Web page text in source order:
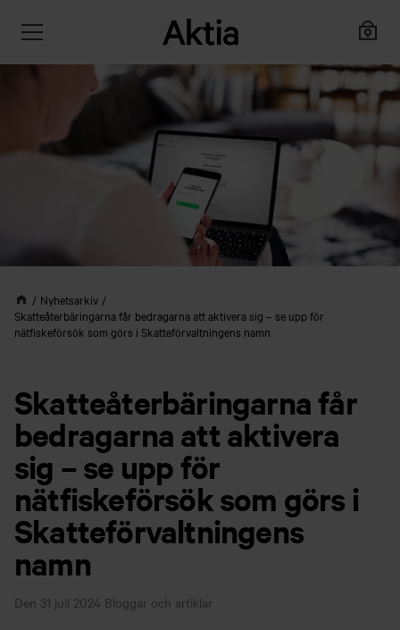
Nyhetsarkiv
Skatteåterbäringarna får bedragarna att aktivera sig – se upp för
nätfiskeförsök som görs i Skatteförvaltningens namn
Skatteåterbäringarna får
bedragarna att aktivera
sig – se upp för
nätfiskeförsök som görs i
Skatteförvaltningens
namn
Den 31 juli 2024 Bloggar och artiklar